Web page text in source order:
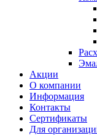
Акции
О компании
Информация
Контакты
Сертификаты
Для